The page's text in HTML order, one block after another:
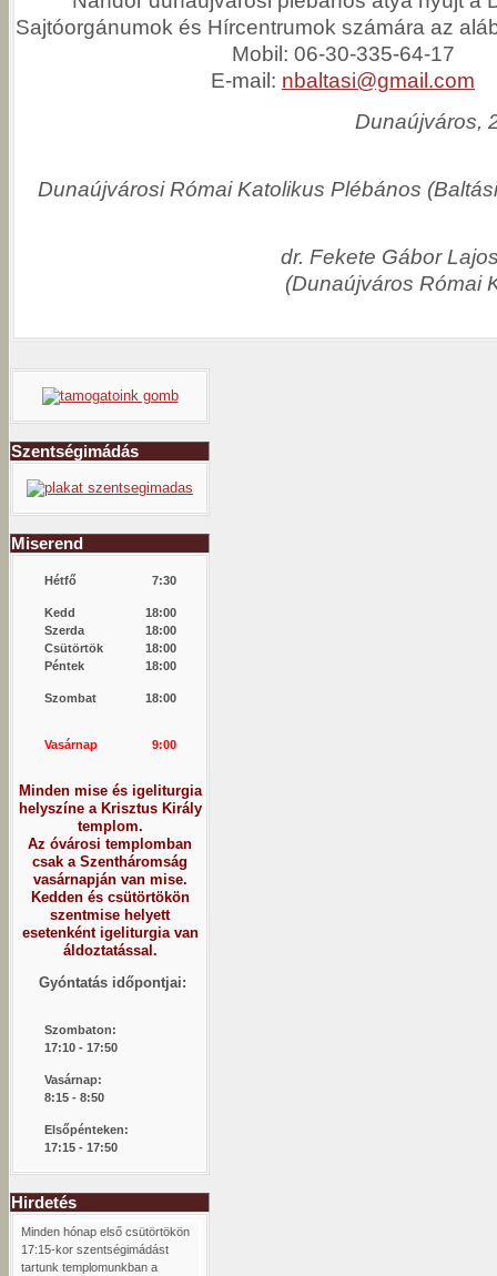
Sajtóorgánumok és Hírcentrumok számára az
Mobil: 06-30-335-64-17
E-mail: nbaltasi@gmail.com
Dunaújváros,
Dunaújvárosi Római Katolikus Plébános
dr. Fekete Gábor
(Dunaújváros Római
Szentségimádás
Miserend
Hétfő 7:30
Kedd
18:00
Szerda
18:00
Csütörtök
18:00
Péntek
18:00
Szombat 18:00
Vasárnap 9:00
Minden mise és igeliturgia
helyszíne a Krisztus Király
templom.
Az óvárosi templomban
csak a Szentháromság
vasárnapján van mise.
Kedden és csütörtökön
szentmise helyett
esetenként igeliturgia van
áldoztatással.
Gyóntatás időpontjai:
Szombaton:
17:10 - 17:50
Vasárnap:
8:15 - 8:50
Elsőpénteken:
17:15 - 17:50
Hirdetés
Minden hónap első csütörtökön
17:15-kor szentségimádást
tartunk templomunkban a